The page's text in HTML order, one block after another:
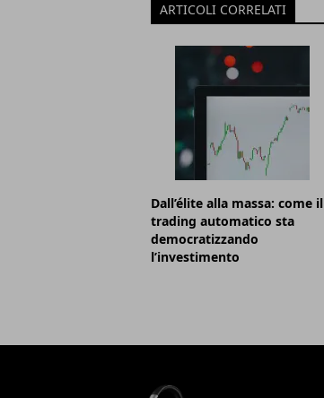
ARTICOLI CORRELATI
Dall’élite alla massa: come il
trading automatico sta
democratizzando
l’investimento